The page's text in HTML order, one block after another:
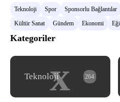
Teknoloji Spor Sponsorlu Bağlantılar
Kültür Sanat
Gündem Ekonomi
Kategoriler
x
Teknoloji 264